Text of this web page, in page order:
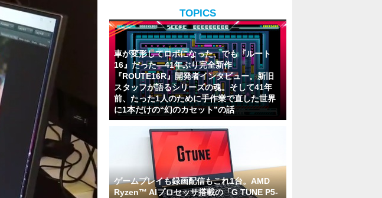
TOPICS
車が変形してロボになった、でも『ルート
16』だった―41年ぶり完全新作
『ROUTE16R』開発者インタビュー。新旧
スタッフが語るシリーズの魂。そして41年
前、たった1人のために手作業で直した世界
に1本だけの“幻のカセット”の話
ゲームプレイも録画配信もこれ1台。AMD
Ryzen™ AIプロセッサ搭載の「G TUNE P5-